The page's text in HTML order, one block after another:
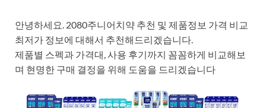
안녕하세요. 2080주니어치약 추천 및 제품정보 가격 비교
최저가 정보에 대해서 추천해드리겠습니다.
제품별 스펙과 가격대, 사용 후기까지 꼼꼼하게 비교해보
며 현명한 구매 결정을 위해 도움을 드리겠습니다